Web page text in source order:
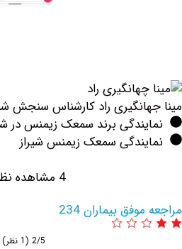
راد کارشناس سنجش شنوایی
برند سمعک زیمنس در شیراز
سمعک زیمنس شیراز
بیماران 234